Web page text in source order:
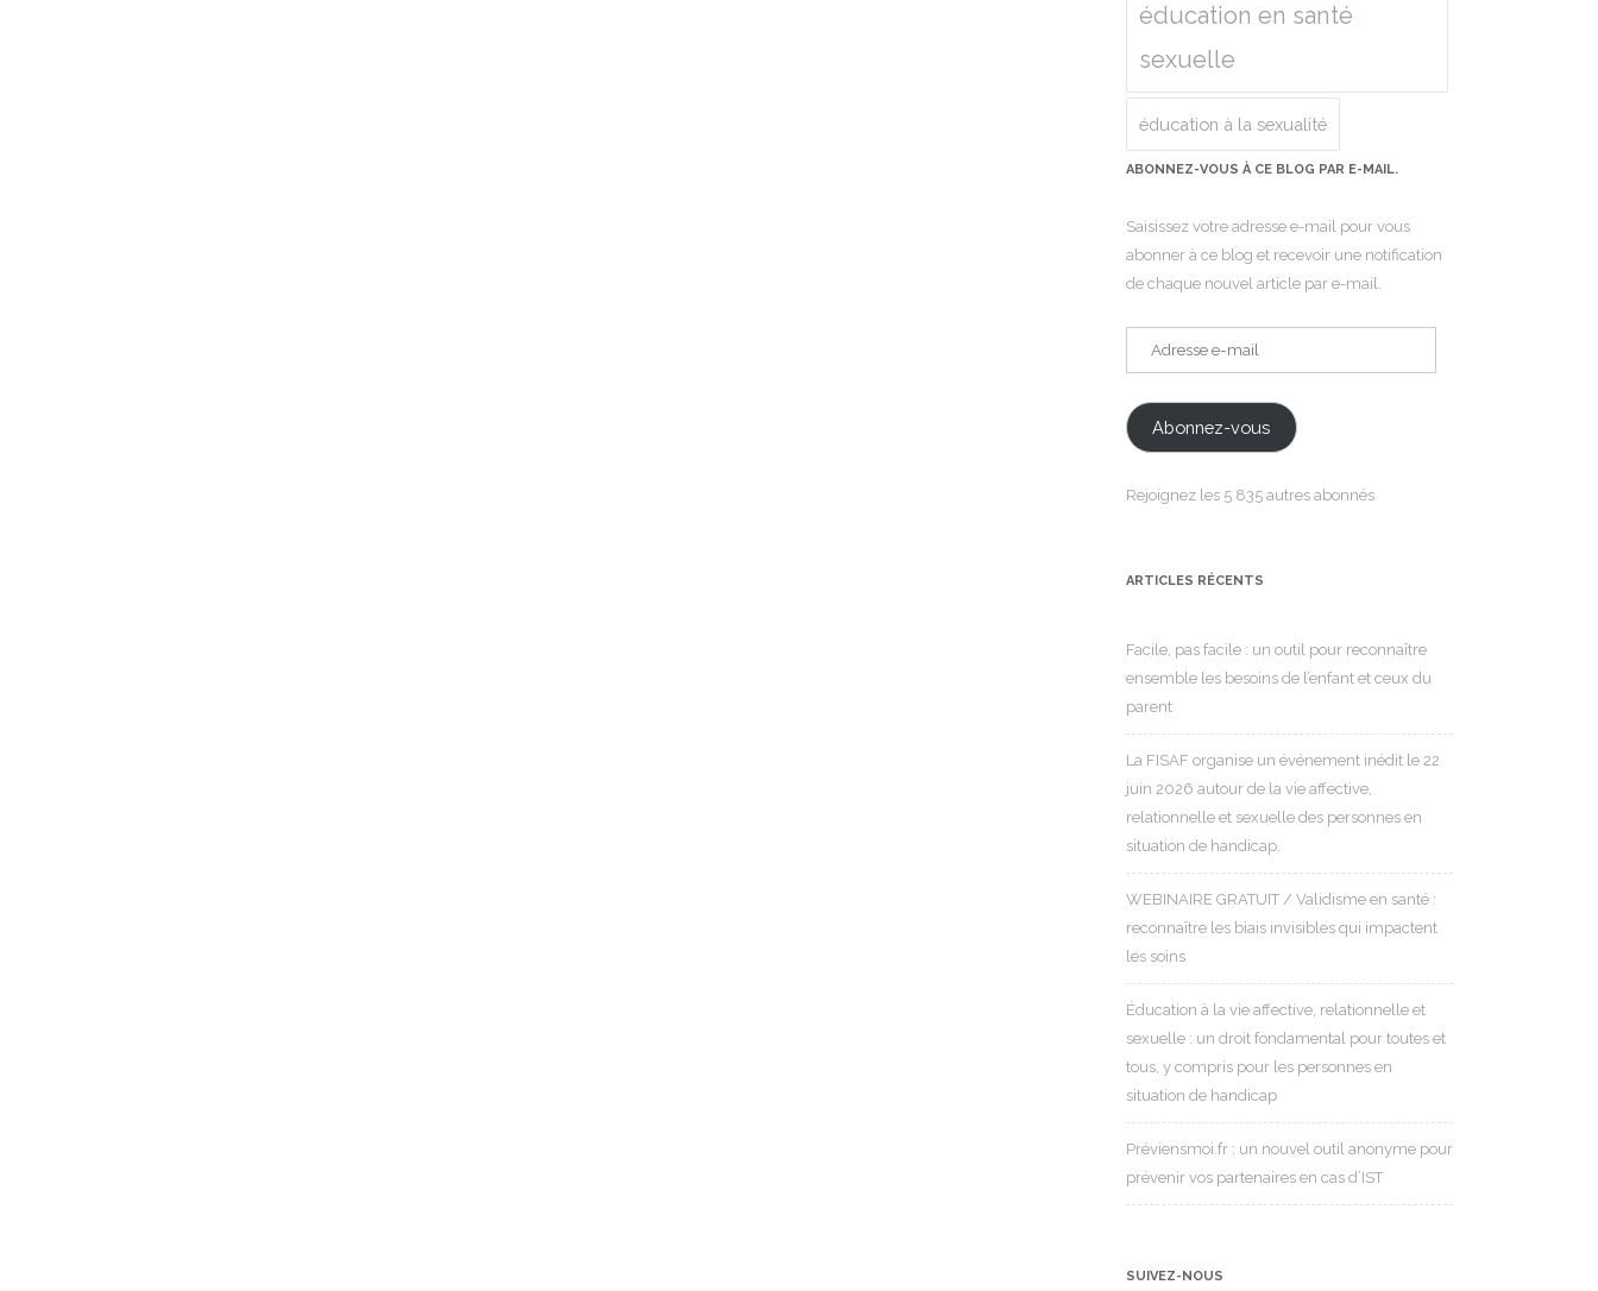
éducation en santé
sexuelle
éducation à la sexualité
ABONNEZ-VOUS À CE BLOG PAR E-MAIL.
Saisissez votre adresse e-mail pour vous
abonner à ce blog et recevoir une notification
de chaque nouvel article par e-mail.
Adresse
e-
Abonnez-vous
Rejoignez les 5 835 autres abonnés
ARTICLES RÉCENTS
Facile, pas facile : un outil pour reconnaître
ensemble les besoins de l’enfant et ceux du
parent
La FISAF organise un événement inédit le 22
juin 2026 autour de la vie affective,
relationnelle et sexuelle des personnes en
situation de handicap.
WEBINAIRE GRATUIT / Validisme en santé :
reconnaître les biais invisibles qui impactent
les soins
Éducation à la vie affective, relationnelle et
sexuelle : un droit fondamental pour toutes et
tous, y compris pour les personnes en
situation de handicap
Préviensmoi.fr : un nouvel outil anonyme pour
prévenir vos partenaires en cas d’IST
SUIVEZ-NOUS